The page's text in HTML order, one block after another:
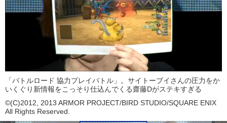
「バトルロード 協力プレイバトル」。サイトーブイさんの圧力をか
いくぐり新情報をこっそり仕込んでくる齋藤Dがステキすぎる
©(C)2012, 2013 ARMOR PROJECT/BIRD STUDIO/SQUARE ENIX
All Rights Reserved.